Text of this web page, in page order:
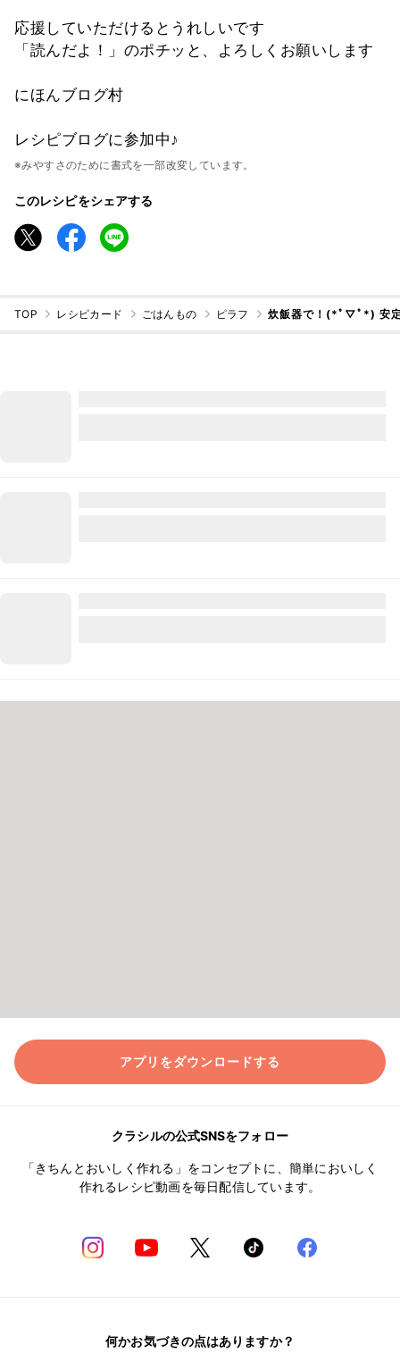
応援していただけるとうれしいです
「読んだよ！」のポチッと、よろしくお願いします
にほんブログ村
レシピブログに参加中♪
※みやすさのために書式を一部改変しています。
このレシピをシェアする
TOP レシピカード ごはんもの ピラフ 炊飯器で！(*ﾟ▽ﾟ*) 安
アプリをダウンロードする
クラシルの公式SNSをフォロー
「きちんとおいしく作れる」をコンセプトに、簡単においしく
作れるレシピ動画を毎日配信しています。
何かお気づきの点はありますか？